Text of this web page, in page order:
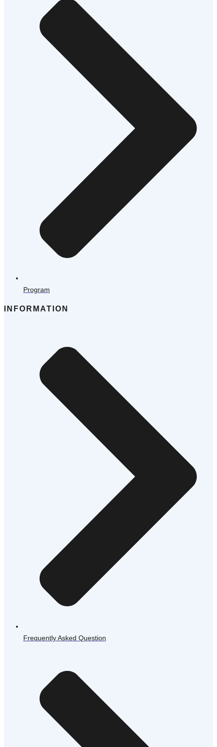
Program
INFORMATION
Frequently Asked Question